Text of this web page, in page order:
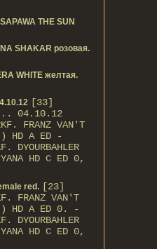
THE SUN
SHAKAR розовая.
WHITE желтая.
[33]
T... 04.10.12
FRANZ VAN'T
HD А ED -
DYOURBAHLER
HD С ED 0,
red. [23]
FRANZ VAN'T
HD А ED 0. -
DYOURBAHLER
HD С ED 0,